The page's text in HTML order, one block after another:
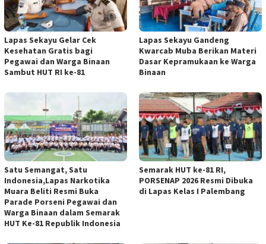
Lapas Sekayu Gelar Cek
Kesehatan Gratis bagi
Pegawai dan Warga Binaan
Sambut HUT RI ke-81
Lapas Sekayu Gandeng
Kwarcab Muba Berikan Materi
Dasar Kepramukaan ke Warga
Binaan
Satu Semangat, Satu
Indonesia,Lapas Narkotika
Muara Beliti Resmi Buka
Parade Porseni Pegawai dan
Warga Binaan dalam Semarak
HUT Ke-81 Republik Indonesia
Semarak HUT ke-81 RI,
PORSENAP 2026 Resmi Dibuka
di Lapas Kelas I Palembang